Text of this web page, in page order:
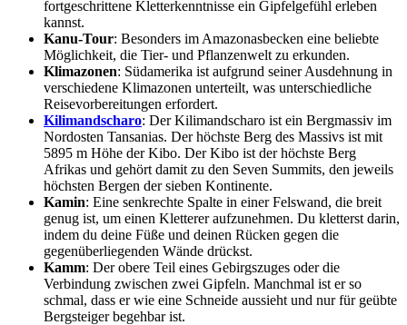
fortgeschrittene Kletterkenntnisse ein Gipfelgefühl erleben
kannst.
Kanu-Tour: Besonders im Amazonasbecken eine beliebte
Möglichkeit, die Tier- und Pflanzenwelt zu erkunden.
Klimazonen: Südamerika ist aufgrund seiner Ausdehnung in
verschiedene Klimazonen unterteilt, was unterschiedliche
Reisevorbereitungen erfordert.
Kilimandscharo: Der Kilimandscharo ist ein Bergmassiv im
Nordosten Tansanias. Der höchste Berg des Massivs ist mit
5895 m Höhe der Kibo. Der Kibo ist der höchste Berg
Afrikas und gehört damit zu den Seven Summits, den jeweils
höchsten Bergen der sieben Kontinente.
Kamin: Eine senkrechte Spalte in einer Felswand, die breit
genug ist, um einen Kletterer aufzunehmen. Du kletterst darin,
indem du deine Füße und deinen Rücken gegen die
gegenüberliegenden Wände drückst.
Kamm: Der obere Teil eines Gebirgszuges oder die
Verbindung zwischen zwei Gipfeln. Manchmal ist er so
schmal, dass er wie eine Schneide aussieht und nur für geübte
Bergsteiger begehbar ist.